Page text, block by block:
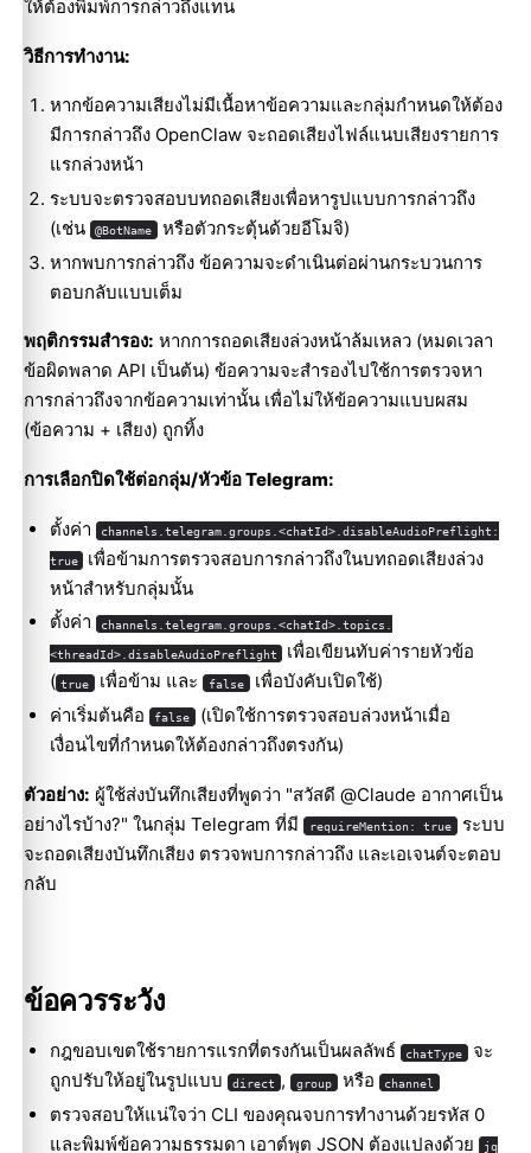
ให้ต้องพิมพ์การกล่าวถึงแทน
วิธีการทำงาน:
หากข้อความเสียงไม่มีเนื้อหาข้อความและกลุ่มกำหนดให้ต้อง
มีการกล่าวถึง OpenClaw จะถอดเสียงไฟล์แนบเสียงรายการ
แรกล่วงหน้า
ระบบจะตรวจสอบบทถอดเสียงเพื่อหารูปแบบการกล่าวถึง
(เช่น
@BotName
หรือตัวกระตุ้นด้วยอีโมจิ)
หากพบการกล่าวถึง ข้อความจะดำเนินต่อผ่านกระบวนการ
ตอบกลับแบบเต็ม
พฤติกรรมสำรอง: หากการถอดเสียงล่วงหน้าล้มเหลว (หมดเวลา
ข้อผิดพลาด API เป็นต้น) ข้อความจะสำรองไปใช้การตรวจหา
การกล่าวถึงจากข้อความเท่านั้น เพื่อไม่ให้ข้อความแบบผสม
(ข้อความ + เสียง) ถูกทิ้ง
การเลือกปิดใช้ต่อกลุ่ม/หัวข้อ Telegram:
ตั้งค่า channels.telegram.groups.<chatId>.disableAudioPreflight:
true
เพื่อข้ามการตรวจสอบการกล่าวถึงในบทถอดเสียงล่วง
หน้าสำหรับกลุ่มนั้น
ตั้งค่า
channels.telegram.groups.<chatId>.topics.
<threadId>.disableAudioPreflight
เพื่อเขียนทับค่ารายหัวข้อ
( true เพื่อข้าม และ false เพื่อบังคับเปิดใช้)
ค่าเริ่มต้นคือ
false
(เปิดใช้การตรวจสอบล่วงหน้าเมื่อ
เงื่อนไขที่กำหนดให้ต้องกล่าวถึงตรงกัน)
ตัวอย่าง: ผู้ใช้ส่งบันทึกเสียงที่พูดว่า "สวัสดี @Claude อากาศเป็น
อย่างไรบ้าง?" ในกลุ่ม Telegram ที่มี
requireMention: true ระบบ
จะถอดเสียงบันทึกเสียง ตรวจพบการกล่าวถึง และเอเจนต์จะตอบ
กลับ
ข้อควรระวัง
กฎขอบเขตใช้รายการแรกที่ตรงกันเป็นผลลัพธ์ chatType
จะ
ถูกปรับให้อยู่ในรูปแบบ
direct , group หรือ channel
ตรวจสอบให้แน่ใจว่า CLI ของคุณจบการทำงานด้วยรหัส 0
และพิมพ์ข้อความธรรมดา เอาต์พุต JSON ต้องแปลงด้วย
jq